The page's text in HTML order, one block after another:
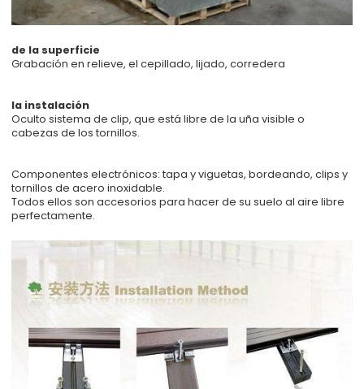
de la superficie
Grabación en relieve, el cepillado, lijado, corredera
la instalación
Oculto sistema de clip, que está libre de la uña visible o
cabezas de los tornillos.
Componentes electrónicos: tapa y viguetas, bordeando, clips y
tornillos de acero inoxidable.
Todos ellos son accesorios para hacer de su suelo al aire libre
perfectamente.